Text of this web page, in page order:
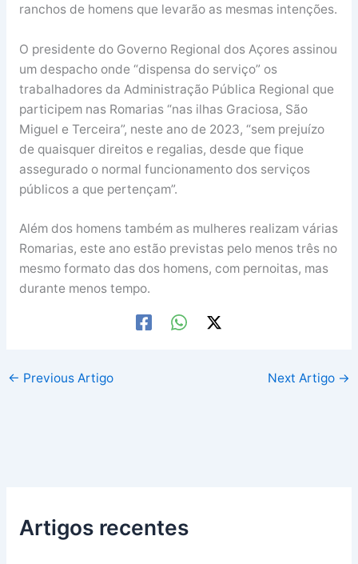
ranchos de homens que levarão as mesmas intenções.
O presidente do Governo Regional dos Açores assinou
um despacho onde “dispensa do serviço” os
trabalhadores da Administração Pública Regional que
participem nas Romarias “nas ilhas Graciosa, São
Miguel e Terceira”, neste ano de 2023, “sem prejuízo
de quaisquer direitos e regalias, desde que fique
assegurado o normal funcionamento dos serviços
públicos a que pertençam”.
Além dos homens também as mulheres realizam várias
Romarias, este ano estão previstas pelo menos três no
mesmo formato das dos homens, com pernoitas, mas
durante menos tempo.
← Previous Artigo Next Artigo →
Artigos recentes